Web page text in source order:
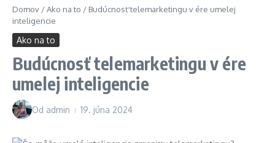
Domov /Ako na to / Budúcnosť telemarketingu v ére umelej
inteligencie
Ako na to
Budúcnosť telemarketingu v ére
umelej inteligencie
Od admin 19. júna 2024